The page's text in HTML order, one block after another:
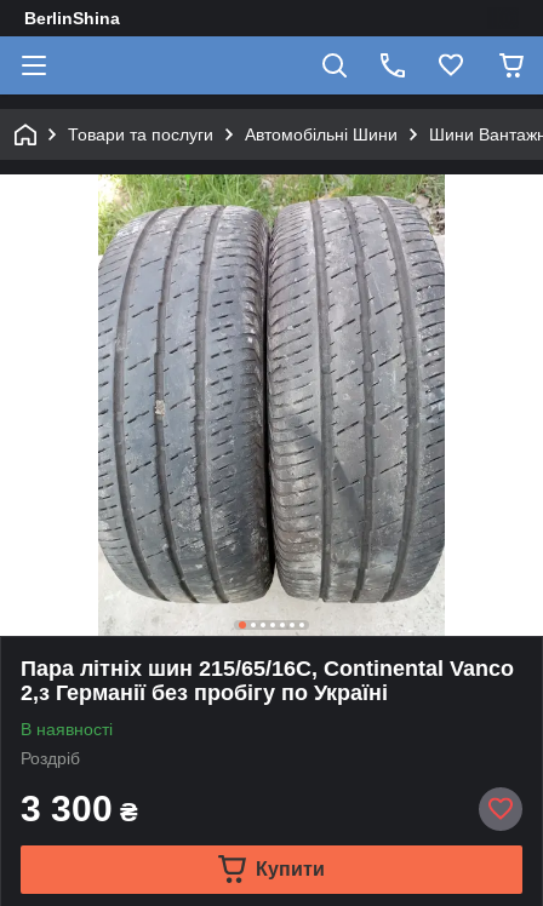
BerlinShina
Товари та послуги Автомобільні Шини Шини
Пара літніх шин 215/65/16С, Continental Vanco
2,з Германії без пробігу по Україні
В наявності
Роздріб
3 300 ₴
Купити